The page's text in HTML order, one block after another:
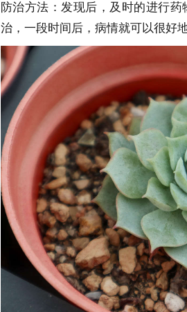
防治方法：发现后，及时的进行
治，一段时间后，病情就可以很好